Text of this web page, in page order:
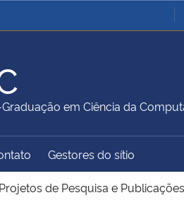
da Justiça e
Ministério da
da Educação
do Turismo
Ministério do
Desenvolvimento
em Ciência da
Gestores do sítio
Projetos de Pesquisa e Publicações